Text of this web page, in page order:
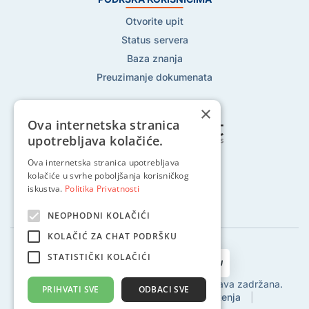
Otvorite upit
Status servera
Baza znanja
Preuzimanje dokumenata
Pratite nas na:
2002 - 2024 © Globalhost d.o.o., Sva prava zadržana.
Politika privatnosti
Uvjeti korištenja
×
Ova internetska stranica
upotrebljava kolačiće.
Ova internetska stranica upotrebljava
kolačiće u svrhe poboljšanja korisničkog
iskustva. Politika Privatnosti
NEOPHODNI KOLAČIĆI
KOLAČIĆ ZA CHAT PODRŠKU
STATISTIČKI KOLAČIĆI
PRIHVATI SVE ODBACI SVE